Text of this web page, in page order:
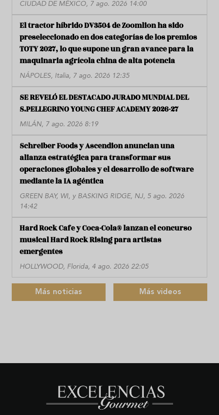
CIUDAD DE MÉXICO, 7 ago. 2026 14:00
El tractor híbrido DV3504 de Zoomlion ha sido
preseleccionado en dos categorías de los premios
TOTY 2027, lo que supone un gran avance para la
maquinaria agrícola china de alta potencia
NÁPOLES, Italia, 7 ago. 2026 12:35
SE REVELÓ EL DESTACADO JURADO MUNDIAL DEL
S.PELLEGRINO YOUNG CHEF ACADEMY 2026-27
MILÁN, 7 ago. 2026 8:19
Schreiber Foods y Ascendion anuncian una
alianza estratégica para transformar sus
operaciones globales y el desarrollo de software
mediante la IA agéntica
GREEN BAY, WI, y BASKING RIDGE, NJ, 5 ago. 2026
14:42
Hard Rock Cafe y Coca-Cola® lanzan el concurso
musical Hard Rock Rising para artistas
emergentes
HOLLYWOOD, Florida, 4 ago. 2026 22:05
Más noticias Más videos